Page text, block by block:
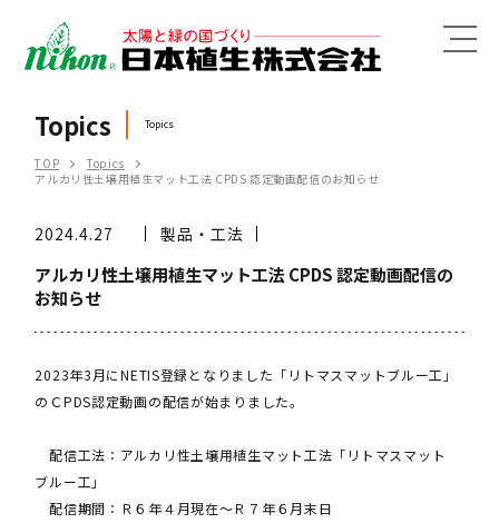
MENU
Topics Topics
TOP
Topics
アルカリ性土壌用植生マット工法 CPDS 認定動画配信のお知らせ
2024.4.27 製品・工法
アルカリ性土壌用植生マット工法 CPDS 認定動画配信の
お知らせ
2023年3月にNETIS登録となりました「リトマスマットブルー工」
のＣPDS認定動画の配信が始まりました。
配信工法：アルカリ性土壌用植生マット工法「リトマスマット
ブルー工」
配信期間：Ｒ６年４月現在～Ｒ７年６月末日